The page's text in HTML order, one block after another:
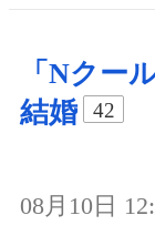
「Nクー
結婚
42
08月10日